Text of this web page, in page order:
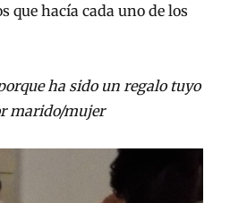
que hacía cada uno de los
ha sido un regalo tuyo
marido/mujer